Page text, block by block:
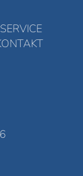
SERVICE